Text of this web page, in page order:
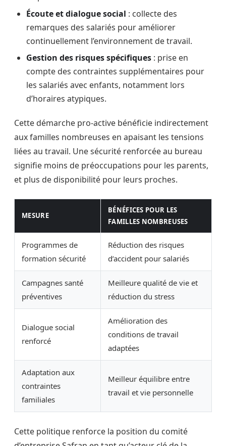
Écoute et dialogue social : collecte des
remarques des salariés pour améliorer
continuellement l’environnement de travail.
Gestion des risques spécifiques : prise en
compte des contraintes supplémentaires pour
les salariés avec enfants, notamment lors
d’horaires atypiques.
Cette démarche pro-active bénéficie indirectement
aux familles nombreuses en apaisant les tensions
liées au travail. Une sécurité renforcée au bureau
signifie moins de préoccupations pour les parents,
et plus de disponibilité pour leurs proches.
MESURE
BÉNÉFICES POUR LES
FAMILLES NOMBREUSES
Programmes de
formation sécurité
Réduction des risques
d’accident pour salariés
Campagnes santé
préventives
Meilleure qualité de vie et
réduction du stress
Dialogue social
renforcé
Amélioration des
conditions de travail
adaptées
Adaptation aux
contraintes
familiales
Meilleur équilibre entre
travail et vie personnelle
Cette politique renforce la position du comité